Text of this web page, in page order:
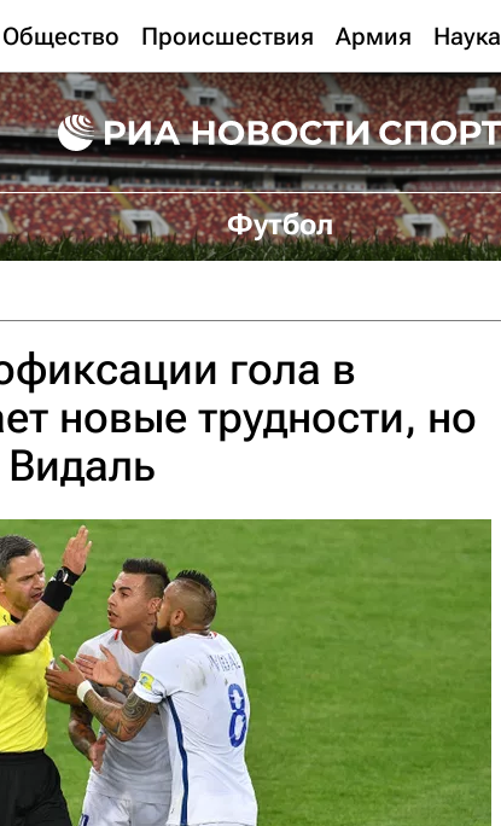
Общество Происшествия Армия Наука
Футбол
гола в
новые трудности, но